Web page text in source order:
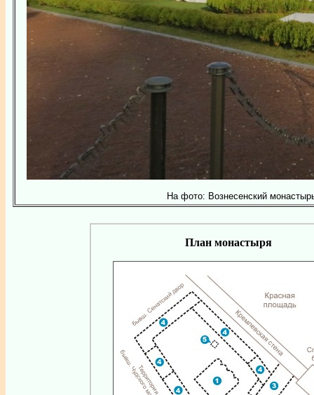
На фото: Вознесенский
План монастыря